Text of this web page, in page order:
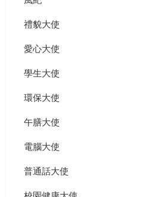
禮貌大使
愛心大使
學生大使
環保大使
午膳大使
電腦大使
普通話大使